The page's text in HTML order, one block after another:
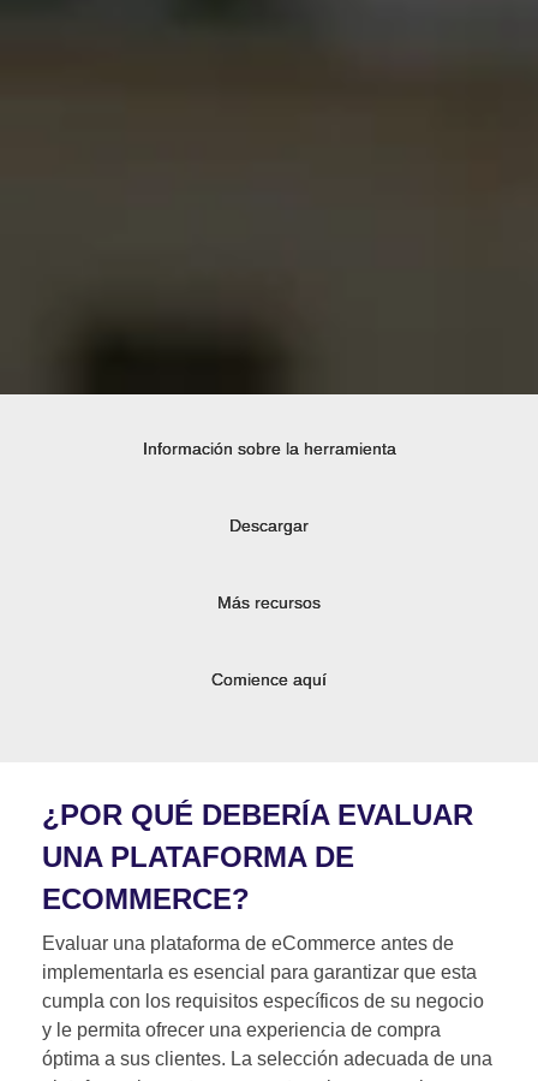
Información sobre la herramienta
Descargar
Más recursos
Comience aquí
¿POR QUÉ DEBERÍA EVALUAR
UNA PLATAFORMA DE
ECOMMERCE?
Evaluar una plataforma de eCommerce antes de
implementarla es esencial para garantizar que esta
cumpla con los requisitos específicos de su negocio
y le permita ofrecer una experiencia de compra
óptima a sus clientes. La selección adecuada de una